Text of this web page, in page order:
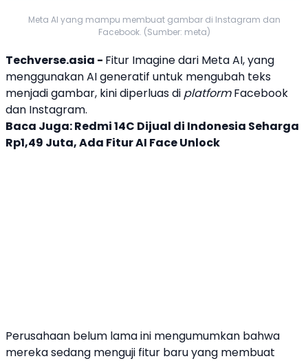
Meta AI yang mampu membuat gambar di Instagram dan
Facebook. (Sumber: meta)
Techverse.asia - Fitur Imagine dari Meta AI, yang
menggunakan AI generatif untuk mengubah teks
menjadi gambar, kini diperluas di platform Facebook
dan Instagram.
Baca Juga:Redmi 14C Dijual di Indonesia Seharga
Rp1,49 Juta, Ada Fitur AI Face Unlock
Perusahaan belum lama ini mengumumkan bahwa
mereka sedang menguji fitur baru yang membuat